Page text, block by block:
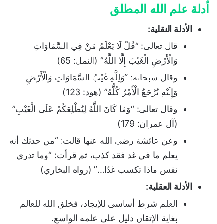
أدلة علم الله المطلق
الأدلة النقلية:
قال تعالى: “قُلْ لَا يَعْلَمُ مَنْ فِي السَّمَاوَاتِ
وَالْأَرْضِ الْغَيْبَ إِلَّا اللَّهُ” (النمل: 65)
وقال سبحانه: “وَلِلَّهِ غَيْبُ السَّمَاوَاتِ وَالْأَرْضِ
وَإِلَيْهِ يُرْجَعُ الْأَمْرُ كُلُّهُ” (هود: 123)
وقال تعالى: “وَمَا كَانَ اللَّهُ لِيُطْلِعَكُمْ عَلَى الْغَيْبِ”
(آل عمران: 179)
وعن عائشة رضي الله عنها قالت: “من حدثك أنه
يعلم ما في غد فقد كذب، ثم قرأت: “وما تدري
نفس ماذا تكسب غدًا…” (رواه البخاري)
الأدلة العقلية:
العلم شرط أساسي للإيجاد، فخلق الله للعالم
بغاية الإتقان دليل على علمه الواسع.